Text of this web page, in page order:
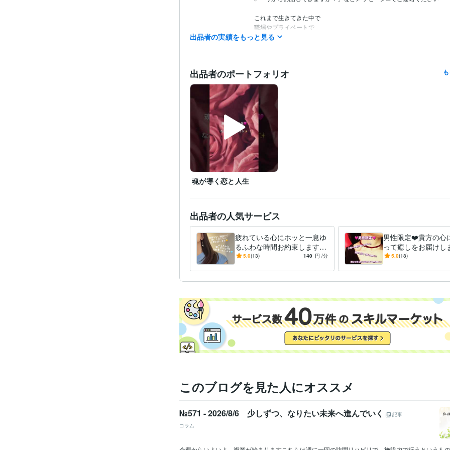
これまで生きてきた中で
職場やプライベートで
数えきれない方々の心の声に
「安心して話ができる」
「話していると気持ちが軽くなる」
「話すだけで元気が出た」
「気持ちが晴れた」
そんなお声をいただいてきたことは
私が生きている何よりの喜びであり
傾聴は私の天命であると確信しています✨
☘️ 恋愛・職場・家族の悩み
☘️ ペットロス
☘️ 恋愛の不安、職場のストレス、心の疲れ
☘️ 抑うつ・適応障害…
☘️ 初心者向け英会話
誰にも言えず抱えてきたそんな想い
ここでぽつりぽつりとお話ししませんか？
経験職種 事務・ビジネスサポート / 事務（一般事務）
ライフスタイル・その他 / カウンセラー・コーチ 経験年数 : 1年
ココナラ出品者ランク　ゴールド ココナラ出品者ランク　プラチナ
資格・検定 取得年 : 2024年
取得年 : 2024年
衛生管理者 取得年 : 2020年
得意分野 悩み相談・カウンセリング 傾聴
タロット占い
出品者の実績をもっと見る
出品者のポートフォリオ
魂が導く恋と人生
出品者の人気サービス
疲れている心にホッと一息ゆ
るふわな時間お約束します
癒しが足りないと感じている
5.0(13) 140 円 /分
男性限定❤️貴方の心
って癒しをお届けし
談からシリアスな悩
5.0(18)
このブログを見た人にオススメ
№571 - 2026/8/6 少しずつ、なりたい未来へ進んでいく
記事
コラム